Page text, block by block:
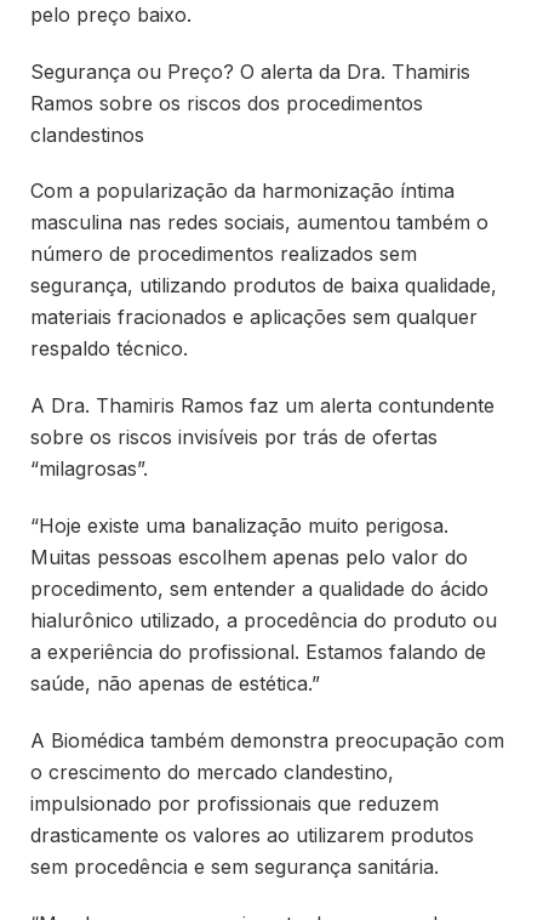
pelo preço baixo.
Segurança ou Preço? O alerta da Dra. Thamiris
Ramos sobre os riscos dos procedimentos
clandestinos
Com a popularização da harmonização íntima
masculina nas redes sociais, aumentou também o
número de procedimentos realizados sem
segurança, utilizando produtos de baixa qualidade,
materiais fracionados e aplicações sem qualquer
respaldo técnico.
A Dra. Thamiris Ramos faz um alerta contundente
sobre os riscos invisíveis por trás de ofertas
“milagrosas”.
“Hoje existe uma banalização muito perigosa.
Muitas pessoas escolhem apenas pelo valor do
procedimento, sem entender a qualidade do ácido
hialurônico utilizado, a procedência do produto ou
a experiência do profissional. Estamos falando de
saúde, não apenas de estética.”
A Biomédica também demonstra preocupação com
o crescimento do mercado clandestino,
impulsionado por profissionais que reduzem
drasticamente os valores ao utilizarem produtos
sem procedência e sem segurança sanitária.